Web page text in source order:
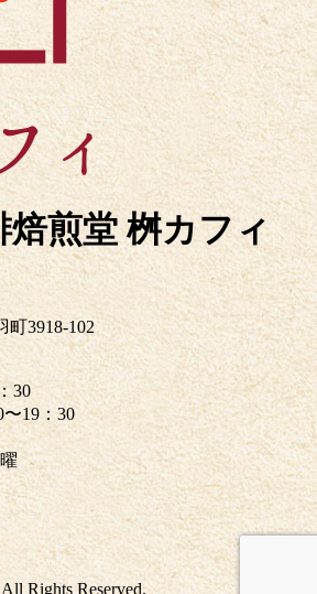
煎堂 桝カフィ
町3918-102
30
19：30
Rights Reserved.